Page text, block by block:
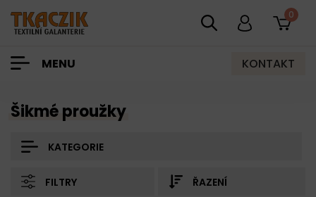
0
MENU KONTAKT
KATEGORIE
FILTRY
Šikmé proužky
ŘAZENÍ